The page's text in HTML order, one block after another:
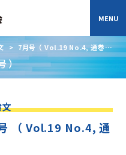
> 7月号 （ Vol.19 No.4, 通巻
）
文
（ Vol.19 No.4, 通